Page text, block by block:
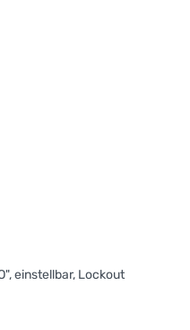
einstellbar, Lockout